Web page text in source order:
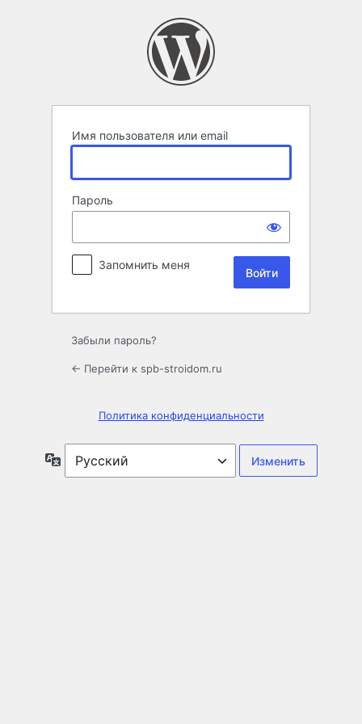
Имя пользователя или email
Пароль
Запомнить меня
Забыли пароль?
← Перейти к spb-stroidom.ru
Политика конфиденциальности
Язык